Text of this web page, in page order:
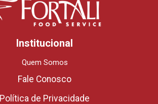
Institucional
Quem Somos
Fale Conosco
Política de Privacidade